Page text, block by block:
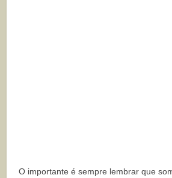
O importante é sempre lembrar que